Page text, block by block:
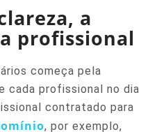
a
profissional
começa pela
cada profissional no dia
contratado para
, por exemplo,